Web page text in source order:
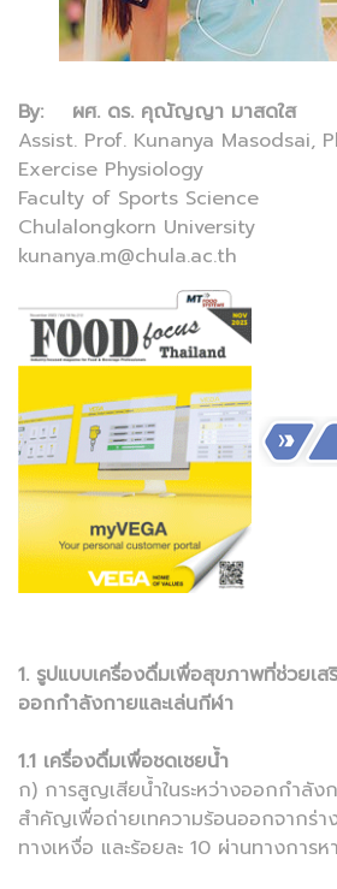
By: ผศ. ดร. คุณัญญา มาสดใส
Assist. Prof. Kunanya Masodsai,
Exercise Physiology
Faculty of Sports Science
Chulalongkorn University
kunanya.m@chula.ac.th
1. รูปแบบเครื่องดื่มเพื่อสุขภาพที่ช่วยเ
ออกกำลังกายและเล่นกีฬา
1.1 เครื่องดื่มเพื่อชดเชยน้ำ
ก) การสูญเสียน้ำในระหว่างออกกำลัง
สำคัญเพื่อถ่ายเทความร้อนออกจากร่
ทางเหงื่อ และร้อยละ 10 ผ่านทางการห